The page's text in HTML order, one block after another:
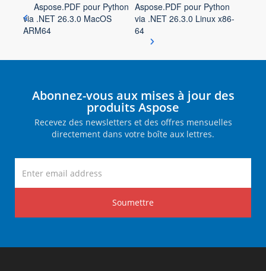
Aspose.PDF pour Python
via .NET 26.3.0 MacOS
ARM64
Aspose.PDF pour Python
via .NET 26.3.0 Linux x86-
64
Abonnez-vous aux mises à jour des
produits Aspose
Recevez des newsletters et des offres mensuelles
directement dans votre boîte aux lettres.
Soumettre